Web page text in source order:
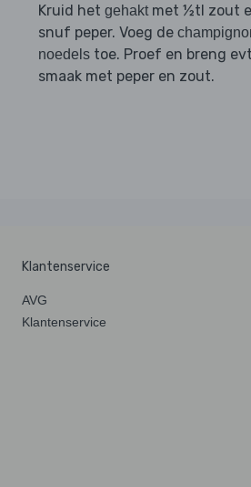
Kruid het gehaktmet ½tl zout
snuf peper. Voeg de
noedelstoe. Proef en breng
smaak met peper en zout.
Klantenservice
AVG
Klantenservice